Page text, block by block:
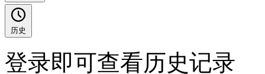
历史
登录即可查看历史记录